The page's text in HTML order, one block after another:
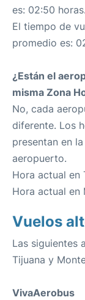
es: 02:50 horas.
El tiempo de
promedio es:
¿Están el
misma Zona
No, cada
diferente. Los
presentan en
aeropuerto.
Hora actual en
Hora actual
Vuelos
Las siguientes
Tijuana y
VivaAerobus